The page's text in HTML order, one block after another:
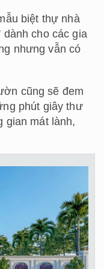
biệt thự nhà
dành cho các gia
nhưng vẫn có
cũng sẽ đem
phút giây thư
gian mát lành,